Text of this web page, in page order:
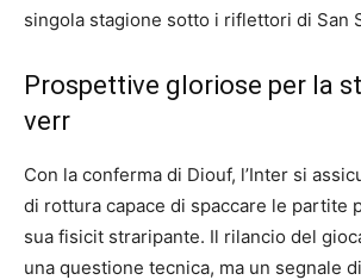
singola stagione sotto i riflettori di San
Prospettive gloriose per la
verr
Con la conferma di Diouf, l’Inter si
di rottura capace di spaccare le partite
sua fisicit straripante. Il rilancio del
una questione tecnica, ma un segnale